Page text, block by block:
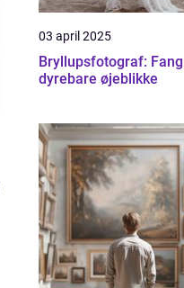
03 april 2025
Bryllupsfotograf:
dyrebare øjeblikke